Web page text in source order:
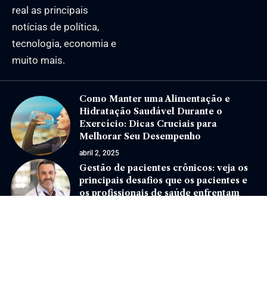
real as principais
notícias de política,
tecnologia, economia e
muito mais.
Como Manter uma Alimentação e
Hidratação Saudável Durante o
Exercício: Dicas Cruciais para
Melhorar Seu Desempenho
abril 2, 2025
Gestão de pacientes crônicos: veja os
principais desafios que os pacientes e
os profissionais de saúde enfrentam